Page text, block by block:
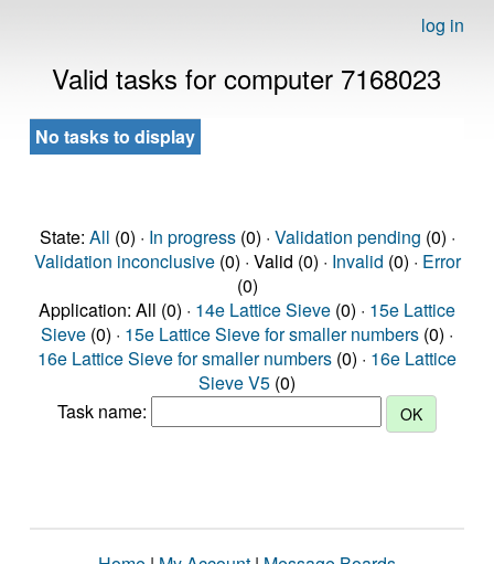
log in
Valid tasks for computer 7168023
No tasks to display
State: All (0) · In progress(0) · Validation pending (0) ·
Validation inconclusive(0) · Valid (0) · Invalid (0) · Error
(0)
Application: All (0) · 14e Lattice Sieve (0) · 15e Lattice
Sieve (0) · 15e Lattice Sieve for smaller numbers (0) ·
16e Lattice Sieve for smaller numbers (0) · 16e Lattice
Sieve V5 (0)
Task name: